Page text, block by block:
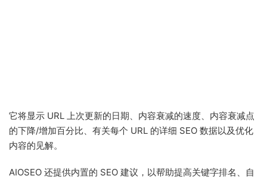
它将显示 URL 上次更新的日期、内容衰减的速度、内容衰减点
的下降/增加百分比、有关每个 URL 的详细 SEO 数据以及优化
内容的见解。
AIOSEO 还提供内置的 SEO 建议，以帮助提高关键字排名、自